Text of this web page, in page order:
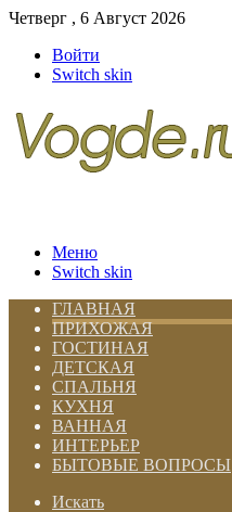
Четверг , 6 Август 2026
Войти
Switch skin
Меню
Switch skin
ГЛАВНАЯ
ПРИХОЖАЯ
ГОСТИНАЯ
ДЕТСКАЯ
СПАЛЬНЯ
КУХНЯ
ВАННАЯ
ИНТЕРЬЕР
БЫТОВЫЕ ВОПРОСЫ
Искать